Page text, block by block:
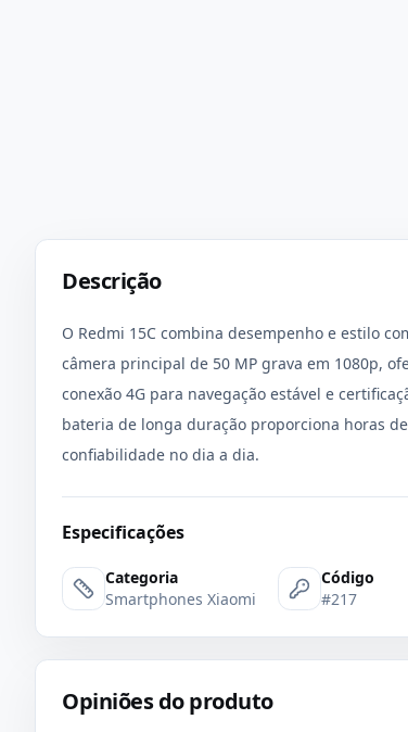
Descrição
O Redmi 15C combina desempenho e estilo
câmera principal de 50 MP grava em 1080p,
conexão 4G para navegação estável e
bateria de longa duração proporciona horas
confiabilidade no dia a dia.
Especificações
Categoria
Smartphones Xiaomi
Código
#217
Opiniões do produto